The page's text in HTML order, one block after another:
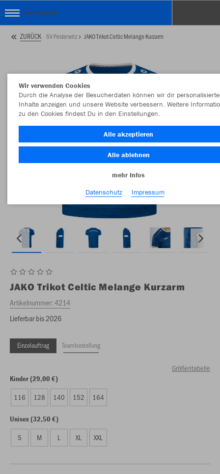
SV Pesterwitz
ZURÜCK SV Pesterwitz JAKO Trikot Celtic Melange Kurzarm
JAKO Trikot Celtic Melange Kurzarm
Artikelnummer:4214
Lieferbar bis 2026
Einzelauftrag Teambestellung
Größentabelle
Kinder (29,00 €)
116 128 140 152 164
Unisex (32,50 €)
S M L XL XXL
Wir verwenden Cookies
Durch die Analyse der Besucherdaten können wir dir personalisierte
Inhalte anzeigen und unsere Website verbessern. Weitere
zu den Cookies findest Du in den Einstellungen.
Alle akzeptieren
Alle ablehnen
mehr Infos
Datenschutz
Impressum